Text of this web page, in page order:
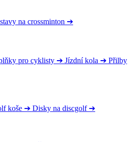
na crossminton ➔
pro cyklisty ➔ Jízdní kola ➔ Přilby
koše ➔ Disky na discgolf ➔